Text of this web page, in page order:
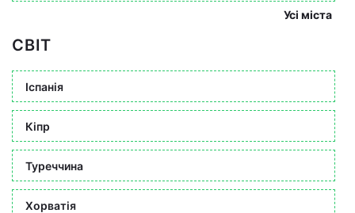
Усі міста
СВІТ
Іспанія
Кіпр
Туреччина
Хорватія